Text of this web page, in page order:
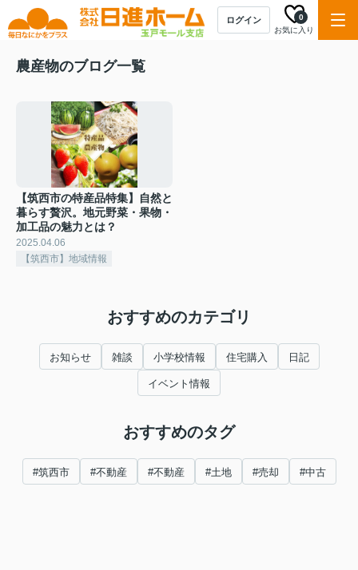
ログイン
お気に入り
0
農産物のブログ一覧
【筑西市の特産品特集】自然と
暮らす贅沢。地元野菜・果物・
加工品の魅力とは？
2025.04.06
【筑西市】地域情報
おすすめのカテゴリ
お知らせ 雑談 小学校情報 住宅購入 日記
イベント情報
おすすめのタグ
#筑西市 #不動産 #不動産 #土地 #売却 #中古